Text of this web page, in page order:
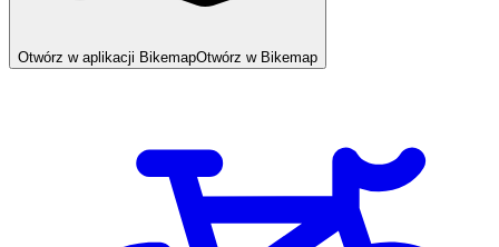
Otwórz w aplikacji BikemapOtwórz w Bikemap